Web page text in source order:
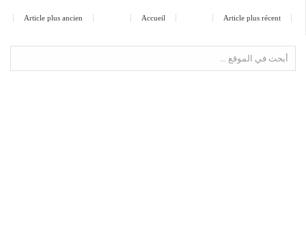
Article plus récent
Article plus ancien Accueil